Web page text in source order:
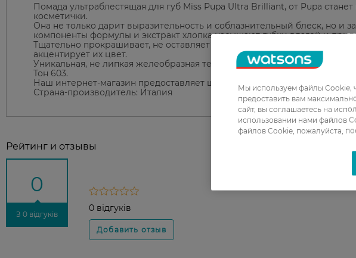
Помада ультраблестящая для губ Miss Pupa Ultra Brilliant, от Pupa
косметички.
Она не только дарит выразительность и соблазнительный блеск, но и
компоненты формулы и экстракт хлопка насыщают губки влагой и
Тщательно прокрашивает, не оставляет разводов и обеспечивает
акцентирует их цвет.
Уникальная, не липкая желеобразная текстура не растекается.
Тон 603.
Наш интернет-магазин предоставляет широкий ассортимент товаров
Страна-производитель: Италия
Рейтинг и отзывы
0
З 0 відгуків
0 відгуків
Мы используем файлы Cookie,
предоставить вам
сайт, вы соглашаетесь на
использовании нами файлов
файлов Cookie, пожалуйста,